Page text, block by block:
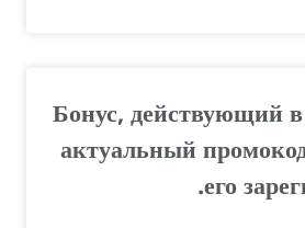
Бонус, действующий
актуальный
его